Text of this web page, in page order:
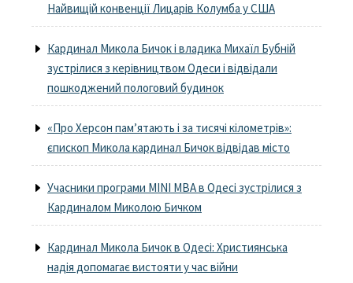
Найвищій конвенції Лицарів Колумба у США
Кардинал Микола Бичок і владика Михаїл Бубній
зустрілися з керівництвом Одеси і відвідали
пошкоджений пологовий будинок
«Про Херсон пам’ятають і за тисячі кілометрів»:
єпископ Микола кардинал Бичок відвідав місто
Учасники програми MINI MBA в Одесі зустрілися з
Кардиналом Миколою Бичком
Кардинал Микола Бичок в Одесі: Християнська
надія допомагає вистояти у час війни